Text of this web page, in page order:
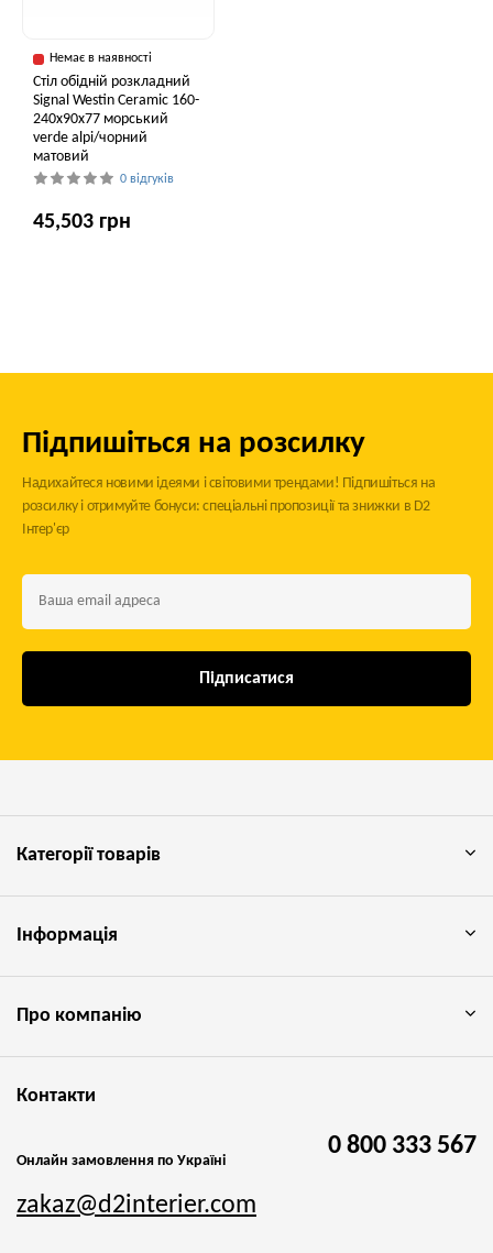
Немає в наявності
Стіл обідній розкладний
Signal Westin Ceramic 160-
240x90x77 морський
verde alpi/чорний
матовий
0 відгуків
45,503 грн
Підпишіться на розсилку
Надихайтеся новими ідеями і світовими трендами! Підпишіться на
розсилку і отримуйте бонуси: спеціальні пропозиції та знижки в D2
Інтер'єр
Підписатися
Категорії товарів
Інформація
Про компанію
Контакти
Онлайн замовлення по Україні
0 800 333 567
zakaz@d2interier.com